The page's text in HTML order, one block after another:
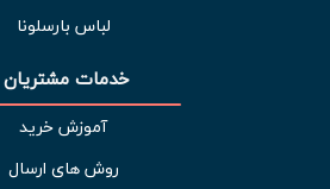
لباس بارسلونا
خدمات مشتریان
آموزش خرید
روش های ارسال